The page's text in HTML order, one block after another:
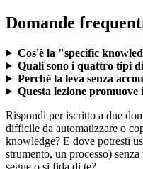
Domande
Cos'è la "specific
Quali sono i quattro tipi
Perché la leva senza
Questa lezione
Rispondi per iscritto a due
difficile da automatizzare o
knowledge? E dove potresti
strumento, un processo)
segue o si fida di te?